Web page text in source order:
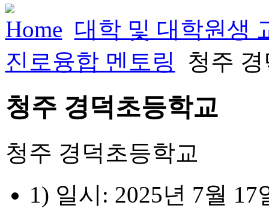
Home 대학 및 대학원생
진로융합 멘토링
청주
청주 경덕초등학교
청주 경덕초등학교
1) 일시: 2025년 7월